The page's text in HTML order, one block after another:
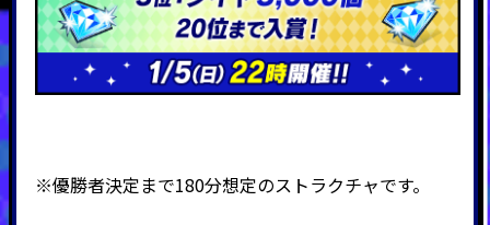
※優勝者決定まで180分想定のストラクチャです。